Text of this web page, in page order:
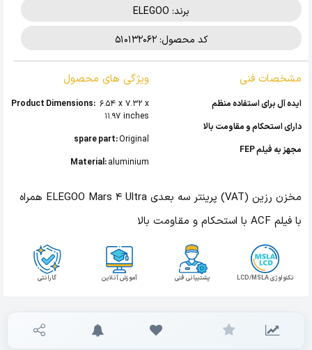
برند: ELEGOO
کد محصول: 510132062
مشخصات فنی
ایده آل برای استفاده منظم
دارای استحکام و مقاومت بالا
مجهز به فیلم FEP
ویژگی های محصول
Product Dimensions: ‎ 6.54 x 7.32 x
11.97 inches
spare part:Original
Material:‎aluminium
مخزن رزین (VAT) پرینتر سه بعدی ELEGOO Mars 4 Ultra همراه
با فیلم ACF با استحکام و مقاومت بالا
گارانتی آموزش آنلاین پشتیبانی فنی تکنولوژی LCD/MSLA